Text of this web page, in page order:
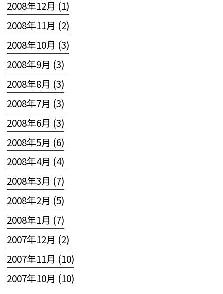
2008年12月 (1)
2008年11月 (2)
2008年10月 (3)
2008年9月 (3)
2008年8月 (3)
2008年7月 (3)
2008年6月 (3)
2008年5月 (6)
2008年4月 (4)
2008年3月 (7)
2008年2月 (5)
2008年1月 (7)
2007年12月 (2)
2007年11月 (10)
2007年10月 (10)